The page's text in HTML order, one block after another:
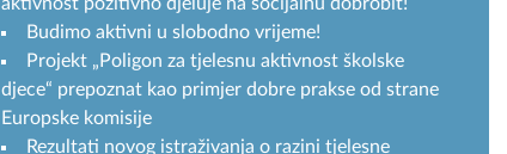
Budimo aktivni u slobodno vrijeme!
Projekt „Poligon za tjelesnu aktivnost školske
djece“ prepoznat kao primjer dobre prakse od strane
Europske komisije
Rezultati novog istraživanja o razini tjelesne